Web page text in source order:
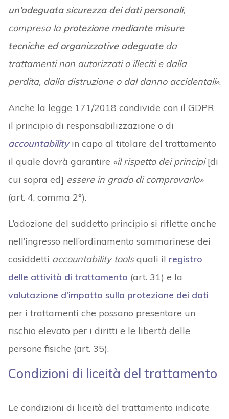
un’adeguata sicurezza dei dati personali,
compresa la protezione mediante misure
tecniche ed organizzative adeguateda
trattamenti non autorizzati o illeciti e dalla
perdita, dalla distruzione o dal danno accidentali».
Anche la legge 171/2018 condivide con il GDPR
il principio di responsabilizzazione o di
accountabilityin capo al titolare del trattamento
il quale dovrà garantire «il rispetto dei principi[di
cui sopra ed] essere in grado di comprovarlo»
(art. 4, comma 2°).
L’adozione del suddetto principio si riflette anche
nell’ingresso nell’ordinamento sammarinese dei
cosiddetti accountability toolsquali il registro
delle attività di trattamento (art. 31) e la
valutazione d’impatto sulla protezione dei dati
per i trattamenti che possano presentare un
rischio elevato per i diritti e le libertà delle
persone fisiche (art. 35).
Condizioni di liceità del trattamento
Le condizioni di liceità del trattamento indicate